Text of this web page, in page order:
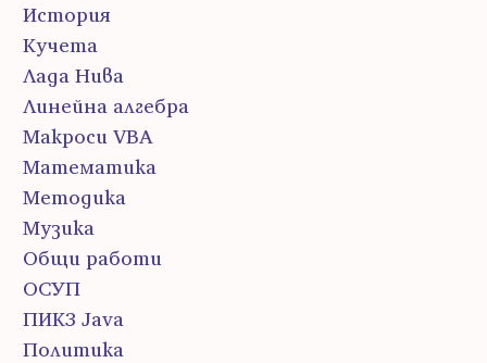
История
Кучета
Лада Нива
Линейна алгебра
Макроси VBA
Математика
Методика
Музика
Общи работи
ОСУП
ПИК3 Java
Политика